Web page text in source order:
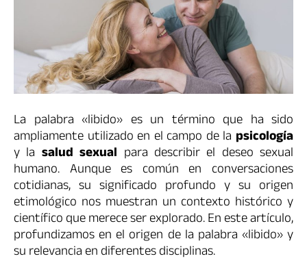
La palabra «libido» es un término que ha sido
ampliamente utilizado en el campo de la psicología
y la salud sexual para describir el deseo sexual
humano. Aunque es común en conversaciones
cotidianas, su significado profundo y su origen
etimológico nos muestran un contexto histórico y
científico que merece ser explorado. En este artículo,
profundizamos en el origen de la palabra «libido» y
su relevancia en diferentes disciplinas.